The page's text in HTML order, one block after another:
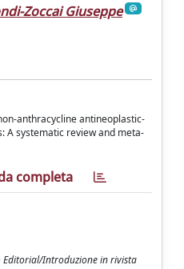
Zoccai Giuseppe
anthracycline antineoplastic-
A systematic review and meta-
completa
Editorial/Introduzione in rivista